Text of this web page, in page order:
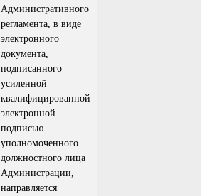
Административного
регламента, в виде
электронного
документа,
подписанного
усиленной
квалифицированной
электронной
подписью
уполномоченного
должностного лица
Администрации,
направляется